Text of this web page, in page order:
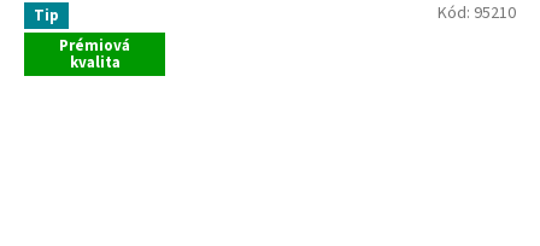
Tip
Prémiová
kvalita
Kód: 95210